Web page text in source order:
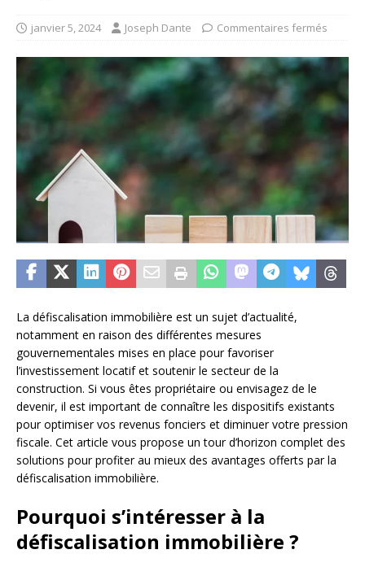
janvier 5, 2024 Joseph Dante Commentaires fermés
La défiscalisation immobilière est un sujet d’actualité,
notamment en raison des différentes mesures
gouvernementales mises en place pour favoriser
l’investissement locatif et soutenir le secteur de la
construction. Si vous êtes propriétaire ou envisagez de le
devenir, il est important de connaître les dispositifs existants
pour optimiser vos revenus fonciers et diminuer votre pression
fiscale. Cet article vous propose un tour d’horizon complet des
solutions pour profiter au mieux des avantages offerts par la
défiscalisation immobilière.
Pourquoi s’intéresser à la
défiscalisation immobilière ?